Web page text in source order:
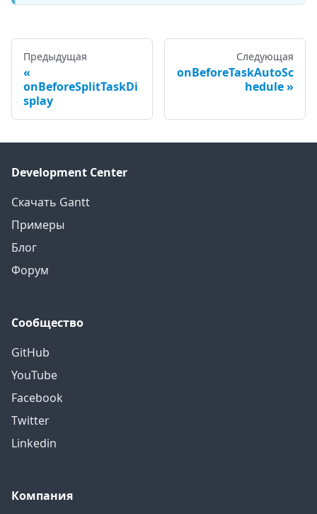
Предыдущая
onBeforeSplitTaskDi
splay
Следующая
onBeforeTaskAutoSc
hedule
Development Center
Скачать Gantt
Примеры
Блог
Форум
Сообщество
GitHub
YouTube
Facebook
Twitter
Linkedin
Компания